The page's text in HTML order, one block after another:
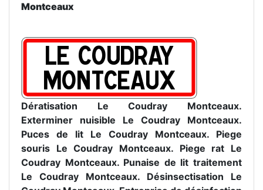
Montceaux
Dératisation Le Coudray Montceaux.
Exterminer nuisible Le Coudray Montceaux.
Puces de lit Le Coudray Montceaux. Piege
souris Le Coudray Montceaux. Piege rat Le
Coudray Montceaux. Punaise de lit traitement
Le Coudray Montceaux. Désinsectisation Le